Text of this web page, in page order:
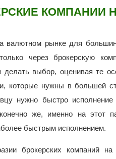
КОМПАНИИ
валютном рынке для
через брокерскую
делать выбор, оценивая те
которые нужны в большей
нужно быстро исполнение
же, именно на этот
быстрым исполнением.
брокерских компаний